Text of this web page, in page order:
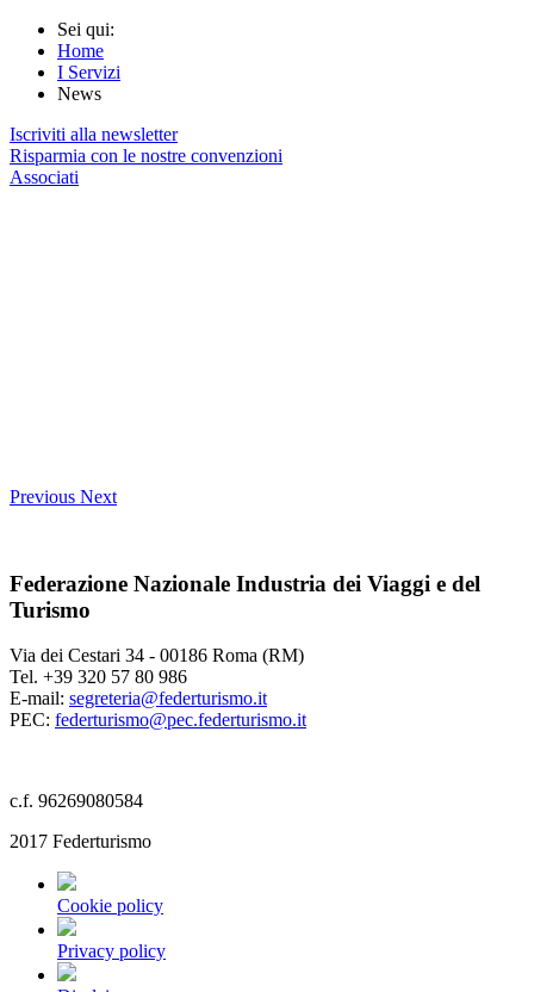
Sei qui:
Home
I Servizi
News
Iscriviti alla newsletter
Risparmia con le nostre convenzioni
Associati
Previous Next
Federazione Nazionale Industria dei Viaggi e del
Turismo
Via dei Cestari 34 - 00186 Roma (RM)
Tel. +39 320 57 80 986
E-mail: segreteria@federturismo.it
PEC: federturismo@pec.federturismo.it
c.f. 96269080584
2017 Federturismo
Cookie policy
Privacy policy